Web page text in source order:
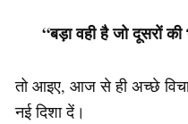
“बड़ा वही है जो दूसरों
तो आइए, आज से ही अच्छे
नई दिशा दें।